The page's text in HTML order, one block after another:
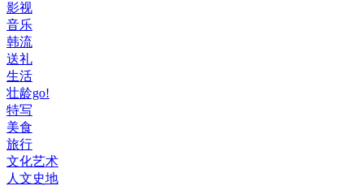
影视
音乐
韩流
送礼
生活
壮龄go!
特写
美食
旅行
文化艺术
人文史地